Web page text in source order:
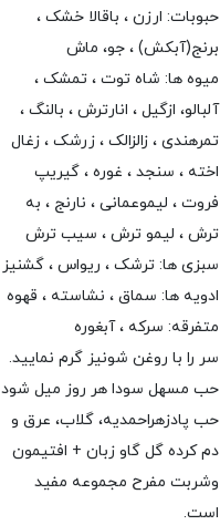
حبوبات: ارزن ، باقالا خشک ،
برنج(آبکش) ، جو، ماش
میوه ها: شاه توت ، تمشک ،
آلبالو، ازگیل ، انارترش ، بالنگ ،
تمرهندی ، زالزالک ، زرشک ، زغال
اخته ، سنجد ، غوره ، گیریپ
فروت ، لیموعمانی ، نارنج ، به
ترش ، لیمو ترش ، سیب ترش
سبزی ها: ترشک ، ریواس ، گشنیز
ادویه ها: سماق ، نشاسته ، قهوه
متفرقه: سرکه ، آبغوره
سر را با روغن شونیز گرم نمایید.
حب مسهل سودا هر روز میل شود
حب پادزهراحمدیه، گلاب، عرق و
دم کرده گل گاو زبان + افتیمون
وشربت مفرح مجموعه مفید
است.